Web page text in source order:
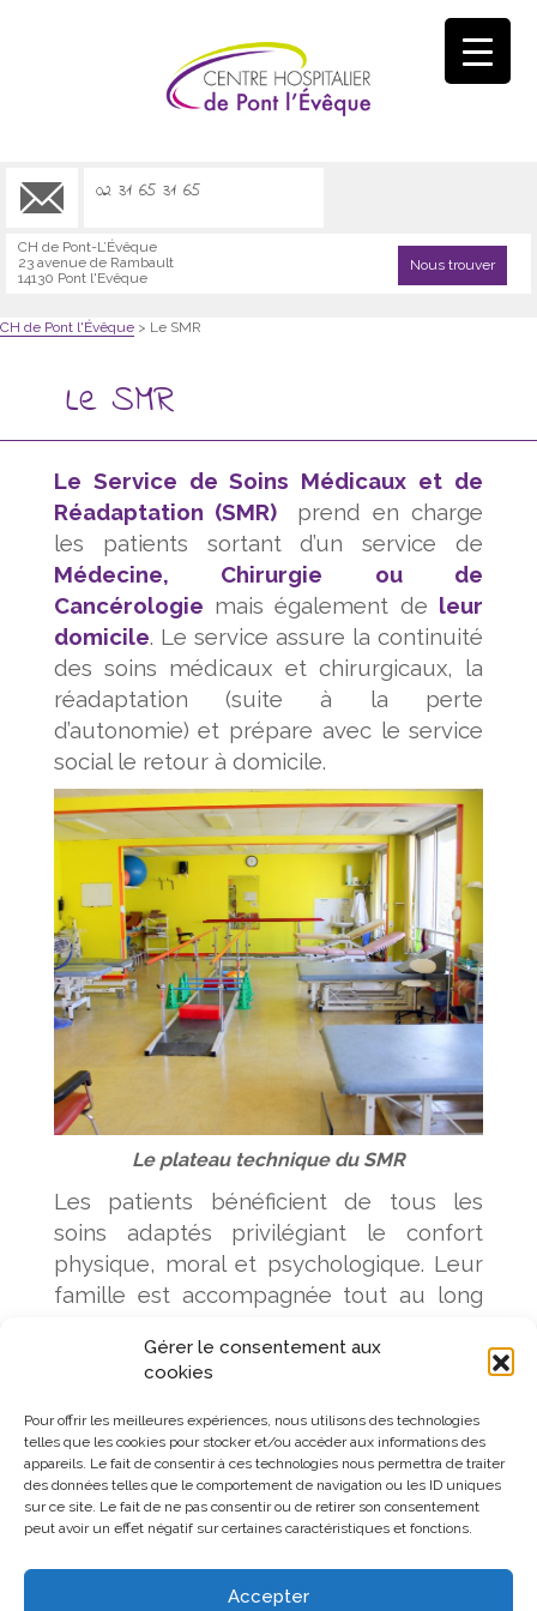
Gérer le consentement aux
cookies
Pour offrir les meilleures expériences, nous utilisons des technologies
telles que les cookies pour stocker et/ou accéder aux informations des
appareils. Le fait de consentir à ces technologies nous permettra de traiter
des données telles que le comportement de navigation ou les ID uniques
sur ce site. Le fait de ne pas consentir ou de retirer son consentement
peut avoir un effet négatif sur certaines caractéristiques et fonctions.
Accepter
CH de Pont-L’Évêque
23 avenue de Rambault
14130 Pont l'Evêque
Nous trouver
02 31 65 31 65
CH de Pont l'Évêque > Le SMR
Le SMR
Le Service de Soins Médicaux et de
Réadaptation (SMR)
prend en charge
les patients sortant d’un service de
Médecine, Chirurgie ou de
Cancérologie mais également de leur
domicile. Le service assure la continuité
des soins médicaux et chirurgicaux, la
réadaptation (suite à la perte
d’autonomie) et prépare avec le service
social le retour à domicile.
Le plateau technique du SMR
Les patients bénéficient de tous les
soins adaptés privilégiant le confort
physique, moral et psychologique. Leur
famille est accompagnée tout au long
pluridisciplinaire de médecins,
psychologue, kinésithérapeutes,
ergothérapeutes et assistante sociale
accompagnement tout au long du
séjour en fonction des besoins.
trois lits identifiés en soins